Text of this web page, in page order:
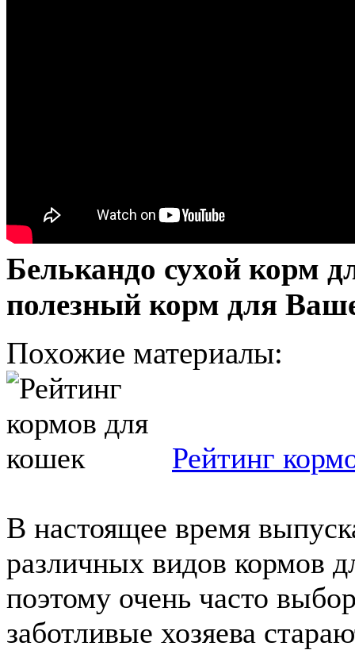
Белькандо сухой корм
полезный корм для
Похожие материалы:
Рейтинг
В настоящее время
различных видов кормов
поэтому очень часто
заботливые хозяева